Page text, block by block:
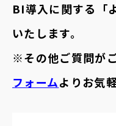
BI導入に関する「
いたします。
※その他ご質問が
フォームよりお気